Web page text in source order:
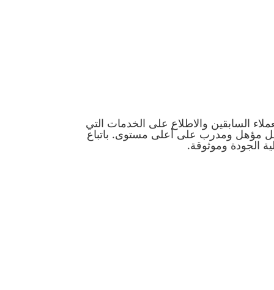
السابقين والاطلاع على الخدمات التي
مؤهل ومدرب على أعلى مستوى. باتباع
الجودة وموثوقة.